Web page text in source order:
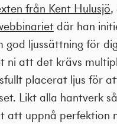
från Kent Hulusjö,
där han
god ljussättning för
ni att det krävs
placerat ljus för
Likt alla hantverk
att uppnå perfektion